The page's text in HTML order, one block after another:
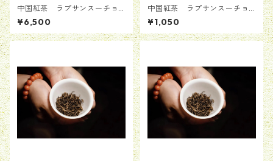
中国紅茶 ラプサンスーチョ
ン 正山小種 松の薪の煙で
燻製したもの 50g(5g*10pc
s)
¥6,500
中国紅茶 ラプサンスーチョ
ン 正山小種 松の薪の煙で
燻製したもの ５g(1〜2回分)
¥1,050